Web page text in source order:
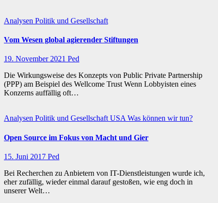
Analysen Politik und Gesellschaft
Vom Wesen global agierender Stiftungen
19. November 2021 Ped
Die Wirkungsweise des Konzepts von Public Private Partnership
(PPP) am Beispiel des Wellcome Trust Wenn Lobbyisten eines
Konzerns auffällig oft…
Analysen Politik und GesellschaftUSAWas können wir tun?
Open Source im Fokus von Macht und Gier
15. Juni 2017 Ped
Bei Recherchen zu Anbietern von IT-Dienstleistungen wurde ich,
eher zufällig, wieder einmal darauf gestoßen, wie eng doch in
unserer Welt…